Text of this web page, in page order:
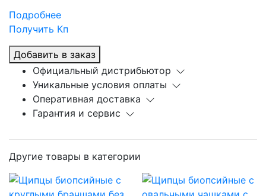
Подробнее
Получить Кп
Добавить в заказ
Официальный дистрибьютор
Уникальные условия оплаты
Оперативная доставка
Гарантия и сервис
Другие товары в категории